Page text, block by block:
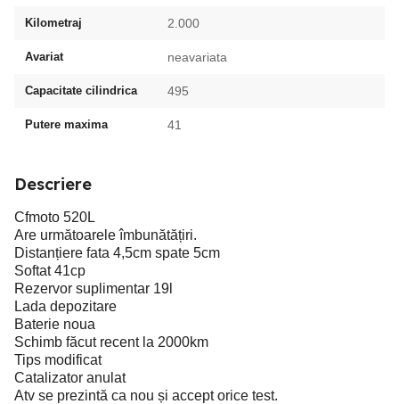
Kilometraj 2.000
Avariat neavariata
Capacitate cilindrica 495
Putere maxima 41
Descriere
Cfmoto 520L
Are următoarele îmbunătățiri.
Distanțiere fata 4,5cm spate 5cm
Softat 41cp
Rezervor suplimentar 19l
Lada depozitare
Baterie noua
Schimb făcut recent la 2000km
Tips modificat
Catalizator anulat
Atv se prezintă ca nou și accept orice test.